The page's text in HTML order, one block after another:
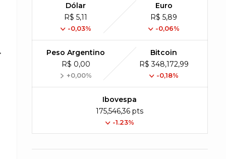
Dólar
R$ 5,11
-0,03%
Euro
R$ 5,89
-0,06%
Peso Argentino
R$ 0,00
+0,00%
Bitcoin
R$ 348,172,99
-0,18%
Ibovespa
175,546,36 pts
-1.23%